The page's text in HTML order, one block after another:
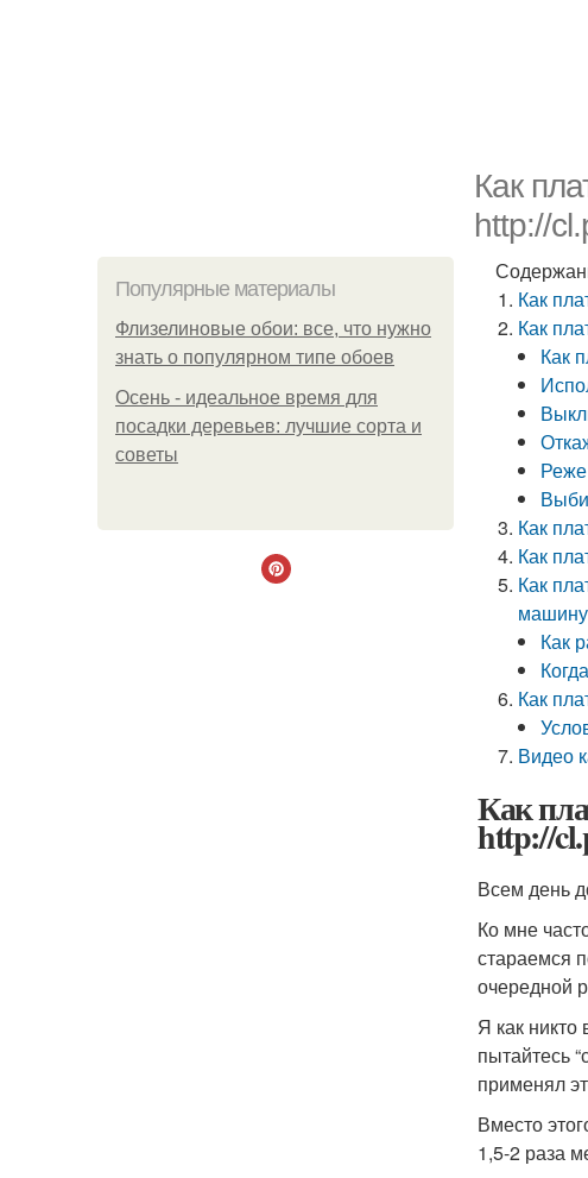
Как
http://
Популярные материалы
Флизелиновые обои: все, что нужно
знать о популярном типе обоев
Осень - идеальное время для
посадки деревьев: лучшие сорта и
советы
Как
Как
Как
Как
Как
Как
Как
Как
Видео
Как
http://
Всем день
Ко мне
стараемся
очередной
Я как
пытайтесь
применял
Вместо
1,5-2 раза